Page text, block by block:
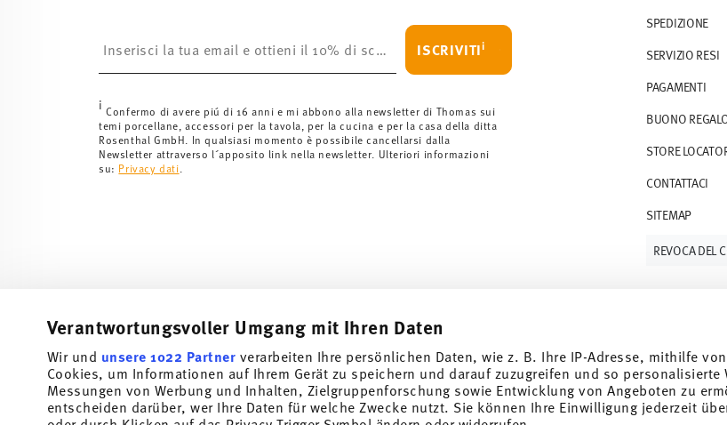
Verantwortungsvoller Umgang mit Ihren Daten
Wir und unsere 1022 Partner verarbeiten Ihre persönlichen Daten, wie z. B. Ihre IP-Adresse, mithilfe
Cookies, um Informationen auf Ihrem Gerät zu speichern und darauf zuzugreifen und so personalisierte
Messungen von Werbung und Inhalten, Zielgruppenforschung sowie Entwicklung von Angeboten zu
entscheiden darüber, wer Ihre Daten für welche Zwecke nutzt. Sie können Ihre Einwilligung jederzeit
ISCRIVITIi
i Confermo di avere piú di 16 anni e mi abbono alla newsletter di Thomas sui
temi porcellane, accessori per la tavola, per la cucina e per la casa della ditta
Rosenthal GmbH. In qualsiasi momento è possibile cancellarsi dalla
Newsletter attraverso l´apposito link nella newsletter. Ulteriori informazioni
su: Privacy dati
SPEDIZIONE
SERVIZIO RESI
PAGAMENTI
BUONO
STORE
CONTATTACI
SITEMAP
REVOCA DEL
Iscriviti alla nostra newsletter e ricevi il 10% di sconto!
Tieniti informato su novità, tendenze e offerte speciali.